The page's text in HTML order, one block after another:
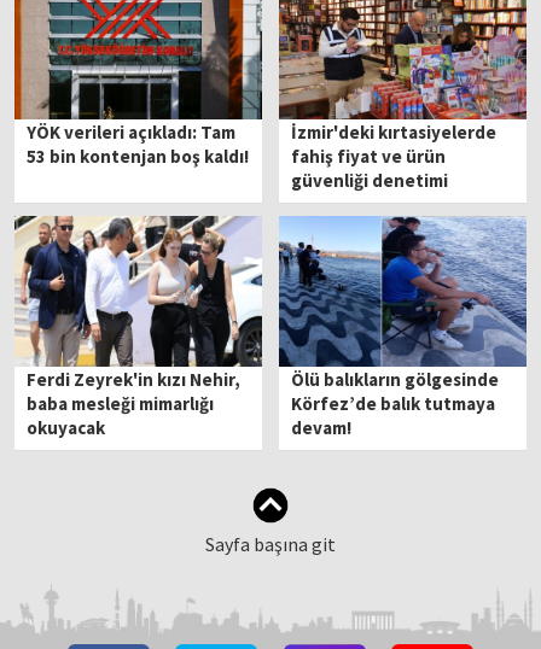
YÖK verileri açıkladı: Tam
53 bin kontenjan boş kaldı!
İzmir'deki kırtasiyelerde
fahiş fiyat ve ürün
güvenliği denetimi
Ferdi Zeyrek'in kızı Nehir,
baba mesleği mimarlığı
okuyacak
Ölü balıkların gölgesinde
Körfez’de balık tutmaya
devam!
Sayfa başına git